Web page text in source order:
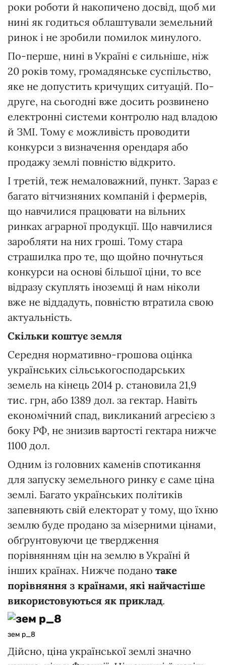
роки роботи й накопичено досвід, щоб ми
нині як годиться облаштували земельний
ринок і не зробили помилок минулого.
По-перше, нині в Україні є сильніше, ніж
20 років тому, громадянське суспільство,
яке не допустить кричущих ситуацій. По-
друге, на сьогодні вже досить розвинено
електронні системи контролю над владою
й ЗМІ. Тому є можливість проводити
конкурси з визначення орендаря або
продажу землі повністю відкрито.
І третій, теж немаловажний, пункт. Зараз є
багато вітчизняних компаній і фермерів,
що навчилися працювати на вільних
ринках аграрної продукції. Що навчилися
заробляти на них гроші. Тому стара
страшилка про те, що щойно почнуться
конкурси на основі більшої ціни, то все
відразу скуплять іноземці й нам ніколи
вже не віддадуть, повністю втратила свою
актуальність.
Скільки коштує земля
Середня нормативно-грошова оцінка
українських сільськогосподарських
земель на кінець 2014 р. становила 21,9
тис. грн, або 1389 дол. за гектар. Навіть
економічний спад, викликаний агресією з
боку РФ, не знизив вартості гектара нижче
1100 дол.
Одним із головних каменів спотикання
для запуску земельного ринку є саме ціна
землі. Багато українських політиків
запевняють свій електорат у тому, що їхню
землю буде продано за мізерними цінами,
обґрунтовуючи це твердження
порівнянням цін на землю в Україні й
інших країнах. Нижче подано таке
порівняння з країнами, які найчастіше
використовуються як приклад.
зем р_8
Дійсно, ціна української землі значно